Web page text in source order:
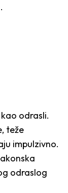
odrasli.
teže
impulzivno.
odraslog